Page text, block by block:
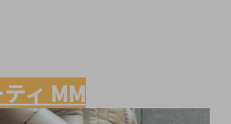
ィ MM